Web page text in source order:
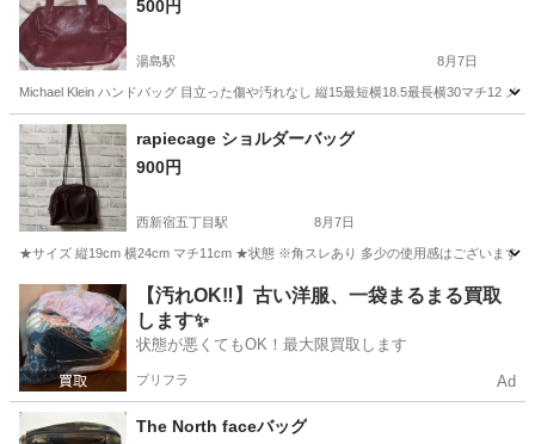
500円
湯島駅 8月7日
Michael Klein ハンドバッグ 目立った傷や汚れなし 縦15最短横18.5最長横30マチ12 メ
東京 文京区
rapiecage ショルダーバッグ
900円
西新宿五丁目駅 8月7日
★サイズ 縦19cm 横24cm マチ11cm ★状態 ※角スレあり 多少の使用感はございますが
東京 渋谷区 西新宿五丁目駅 バッグ
【汚れOK‼️】古い洋服、一袋まるまる買取
します✨
状態が悪くてもOK！最大限買取します
プリフラ Ad
The North faceバッグ